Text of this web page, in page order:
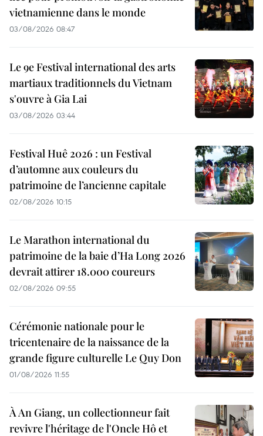
vietnamienne dans le monde
03/08/2026 08:47
Le 9e Festival international des arts
martiaux traditionnels du Vietnam
s'ouvre à Gia Lai
03/08/2026 03:44
Festival Huê 2026 : un Festival
d’automne aux couleurs du
patrimoine de l’ancienne capitale
02/08/2026 10:15
Le Marathon international du
patrimoine de la baie d’Ha Long 2026
devrait attirer 18.000 coureurs
02/08/2026 09:55
Cérémonie nationale pour le
tricentenaire de la naissance de la
grande figure culturelle Le Quy Don
01/08/2026 11:55
À An Giang, un collectionneur fait
revivre l'héritage de l'Oncle Hô et